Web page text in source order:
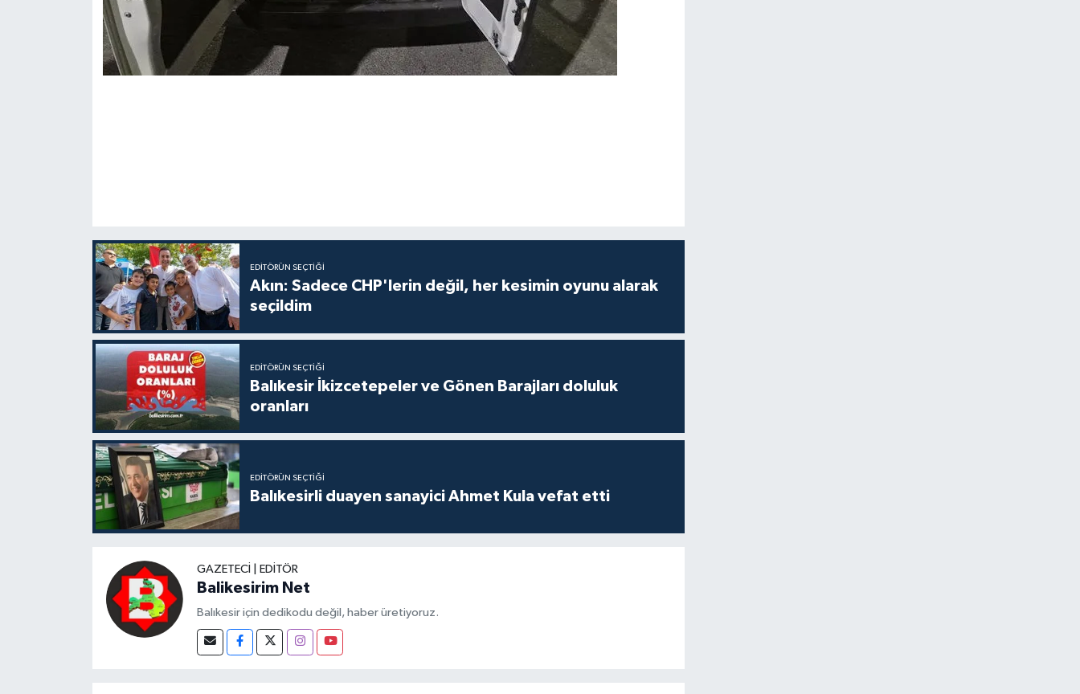
EDITÖRÜN SEÇTIĞI
Akın: Sadece CHP'lerin değil, her kesimin oyunu alarak
seçildim
EDITÖRÜN SEÇTIĞI
Balıkesir İkizcetepeler ve Gönen Barajları doluluk
oranları
EDITÖRÜN SEÇTIĞI
Balıkesirli duayen sanayici Ahmet Kula vefat etti
GAZETECI | EDITÖR
Balikesirim Net
Balıkesir için dedikodu değil, haber üretiyoruz.